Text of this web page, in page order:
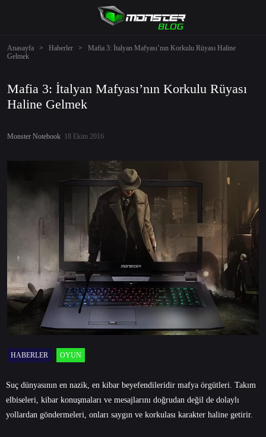
Anasayfa > Haberler > Mafia 3: İtalyan Mafyası’nın Korkulu Rüyası Haline
Gelmek
Mafia 3: İtalyan Mafyası’nın Korkulu Rüyası
Haline Gelmek
Monster Notebook 18 Ekim 2016
HABERLER OYUN
Suç dünyasının en nazik, en kibar beyefendileridir mafya örgütleri. Takım
elbiseleri, kibar konuşmaları ve mesajlarını doğrudan değil de dolaylı
yollardan göndermeleri, onları saygın ve korkulası karakter haline getirir.